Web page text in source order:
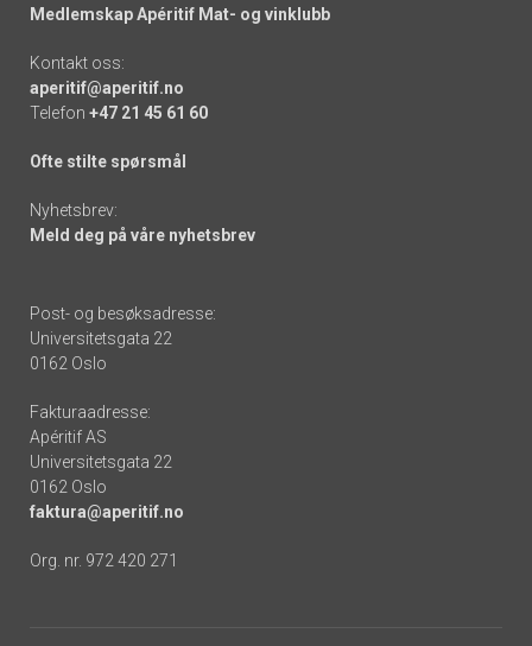
Medlemskap Apéritif Mat- og vinklubb
Kontakt oss:
aperitif@aperitif.no
Telefon +47 21 45 61 60
Ofte stilte spørsmål
Nyhetsbrev:
Meld deg på våre nyhetsbrev
Post- og besøksadresse:
Universitetsgata 22
0162 Oslo
Fakturaadresse:
Apéritif AS
Universitetsgata 22
0162 Oslo
faktura@aperitif.no
Org. nr. 972 420 271